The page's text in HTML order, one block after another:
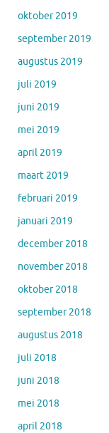
oktober 2019
september 2019
augustus 2019
juli 2019
juni 2019
mei 2019
april 2019
maart 2019
februari 2019
januari 2019
december 2018
november 2018
oktober 2018
september 2018
augustus 2018
juli 2018
juni 2018
mei 2018
april 2018